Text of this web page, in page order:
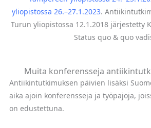
yliopistossa 26.–27.1.2023.
Turun yliopistossa 12.1.2018 järjestetty
Status quo & quo
Muita konferensseja
Antiikintutkimuksen päivien lisäksi
aika ajoin konferensseja ja työpajoja,
on edustettuna.